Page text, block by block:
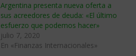
Argentina presenta nueva oferta a
sus acreedores de deuda: «El último
esfuerzo que podemos hacer»
julio 7, 2020
En «Finanzas Internacionales»